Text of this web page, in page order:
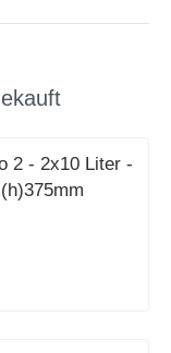
2 - 2x10 Liter -